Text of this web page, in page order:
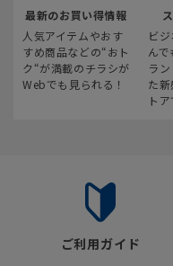
最新のお買い得情報
人気アイテムやおす
すめ商品などの“おト
ク“が満載のチラシが
Webでも見られる！
ビ
ん
ラ
た
ト
ご利用ガイド